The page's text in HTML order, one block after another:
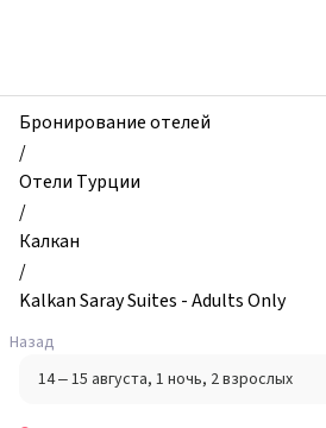
Kalkan
Saray
Suites
Adults
Only,
Калкан,
Турция
Бронирование отелей
/
Отели Турции
/
Калкан
/
Kalkan Saray Suites - Adults Only
Назад
14 – 15 августа, 1 ночь, 2 взрослых